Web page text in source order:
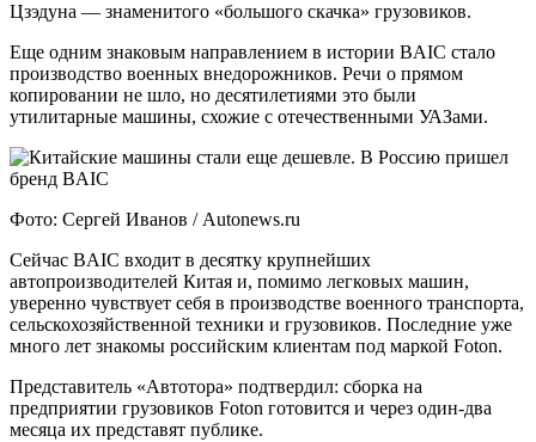
Цзэдуна — знаменитого «большого скачка» грузовиков.
Еще одним знаковым направлением в истории BAIC стало
производство военных внедорожников. Речи о прямом
копировании не шло, но десятилетиями это были
утилитарные машины, схожие с отечественными УАЗами.
Фото: Сергей Иванов / Autonews.ru
Сейчас BAIC входит в десятку крупнейших
автопроизводителей Китая и, помимо легковых машин,
уверенно чувствует себя в производстве военного транспорта,
сельскохозяйственной техники и грузовиков. Последние уже
много лет знакомы российским клиентам под маркой Foton.
Представитель «Автотора» подтвердил: сборка на
предприятии грузовиков Foton готовится и через один-два
месяца их представят публике.